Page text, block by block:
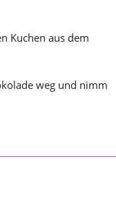
Kuchen aus dem
weg und nimm